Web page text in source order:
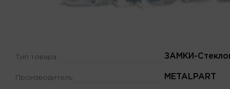
Тип товара ЗАМКИ-
Производитель METALPART